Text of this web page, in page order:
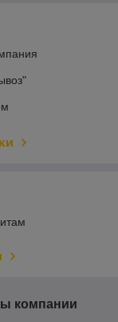
компании